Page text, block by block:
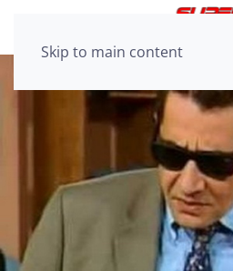
Skip to main content